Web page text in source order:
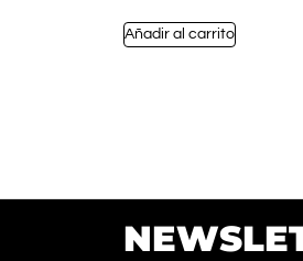
Añadir al carrito